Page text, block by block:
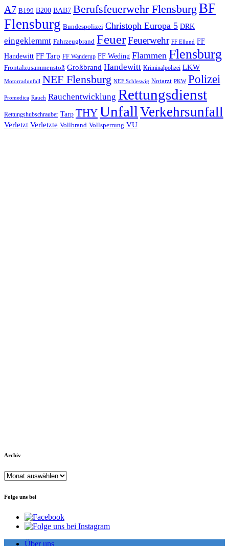
A7 B199 B200 BAB7 Berufsfeuerwehr Flensburg BF
Flensburg Bundespolizei Christoph Europa 5 DRK
eingeklemmt Fahrzeugbrand FeuerFeuerwehr FF Ellund FF
Handewitt FF Tarp FF Wanderup FF Weding Flammen Flensburg
Frontalzusammenstoß Großbrand Handewitt Kriminalpolizei LKW
Motorradunfall NEF Flensburg NEF Schleswig Notarzt PKW Polizei
Promedica Rauch Rauchentwicklung Rettungsdienst
Rettungshubschrauber Tarp THYUnfall Verkehrsunfall
Verletzt Verletzte Vollbrand Vollsperrung VU
Archiv
Archiv
Folge uns bei
Über uns